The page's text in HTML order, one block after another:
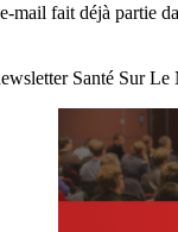
mail fait déjà partie
Santé Sur Le